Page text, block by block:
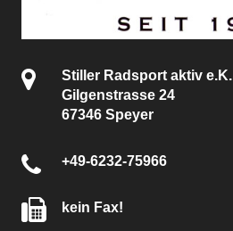
Stiller Radsport aktiv e.K.
Gilgenstrasse 24
67346 Speyer
+49-6232-75966
kein Fax!